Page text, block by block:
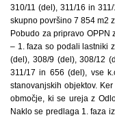
310/11 (del), 311/16 in
skupno površino 7 854 m2
Pobudo za pripravo OPPN
– 1. faza so podali lastniki
(del), 308/9 (del), 308/12
311/17 in 656 (del), vse
stanovanjskih objektov.
območje, ki se ureja z
Naklo se predlaga 1. faza